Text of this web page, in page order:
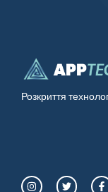
Розкриття